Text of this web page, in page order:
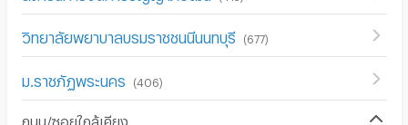
วิทยาลัยพยาบาลบรมราชชนนีนนทบุรี (677)
ม.ราชภัฏพระนคร (406)
ถนน/ซอยใกล้เคียง